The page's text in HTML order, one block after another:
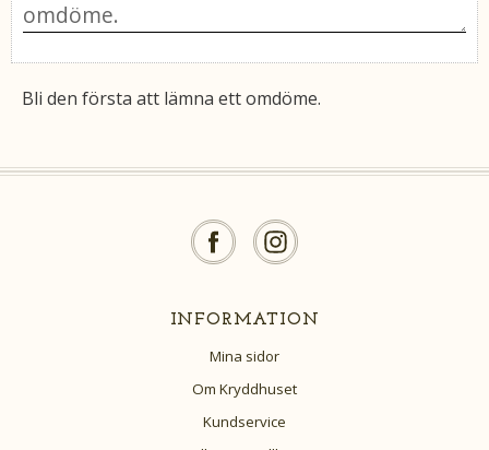
Bli den första att lämna ett omdöme.
INFORMATION
Mina sidor
Om Kryddhuset
Kundservice